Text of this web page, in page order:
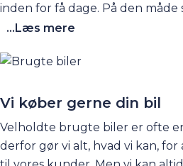
inden for få dage. På den
rundt og vente spændt på din
og ikke kan vente - fx fordi, din
og nu. Find brugte biler på
at den kan leveres hurtigt!
...Læs mere
Vi køber gerne din bil
Velholdte brugte biler er ofte
derfor gør vi alt, hvad vi kan,